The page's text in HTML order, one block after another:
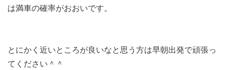
は満車の確率がおおいです。
とにかく近いところが良いなと思う方は早朝出発で頑張っ
てください＾＾